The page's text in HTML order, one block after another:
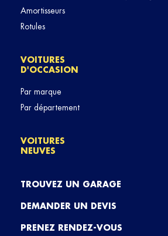
Amortisseurs
Rotules
VOITURES
D'OCCASION
Par marque
Par département
VOITURES
NEUVES
TROUVEZ UN GARAGE
DEMANDER UN DEVIS
PRENEZ RENDEZ-VOUS